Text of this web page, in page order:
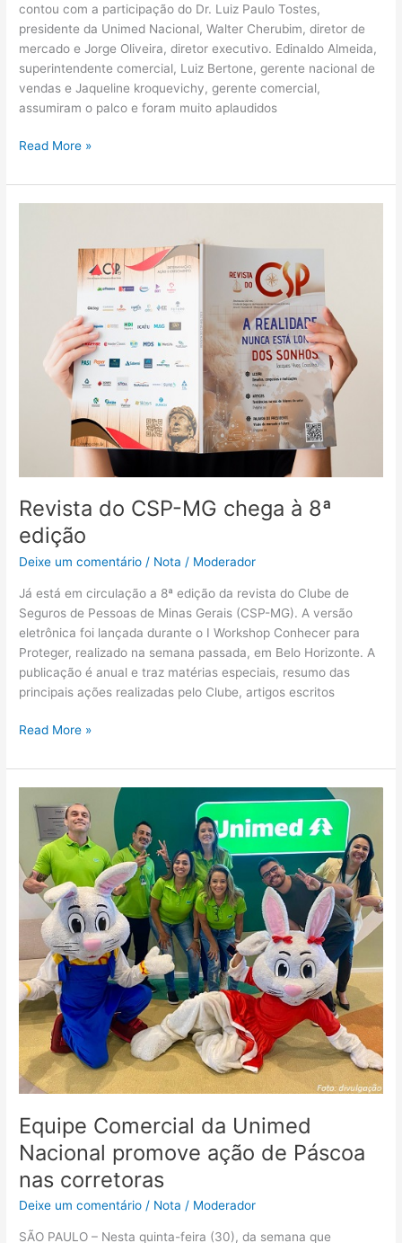
contou com a participação do Dr. Luiz Paulo Tostes,
presidente da Unimed Nacional, Walter Cherubim, diretor de
mercado e Jorge Oliveira, diretor executivo. Edinaldo Almeida,
superintendente comercial, Luiz Bertone, gerente nacional de
vendas e Jaqueline kroquevichy, gerente comercial,
assumiram o palco e foram muito aplaudidos
Read More »
Revista do CSP-MG chega à 8ª
edição
Deixe um comentário / Nota / Moderador
Já está em circulação a 8ª edição da revista do Clube de
Seguros de Pessoas de Minas Gerais (CSP-MG). A versão
eletrônica foi lançada durante o I Workshop Conhecer para
Proteger, realizado na semana passada, em Belo Horizonte. A
publicação é anual e traz matérias especiais, resumo das
principais ações realizadas pelo Clube, artigos escritos
edição
Read More »
Equipe Comercial da Unimed
Nacional promove ação de Páscoa
nas corretoras
Deixe um comentário / Nota / Moderador
SÃO PAULO – Nesta quinta-feira (30), da semana que
Comercial
Unimed
Nacional
promove
ação
Páscoa
nas
corretoras